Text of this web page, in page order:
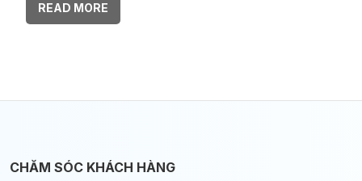
Awards 2023”
READ MORE
CHĂM SÓC KHÁCH HÀNG